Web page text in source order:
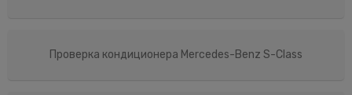
Проверка кондиционера Mercedes-Benz S-Class